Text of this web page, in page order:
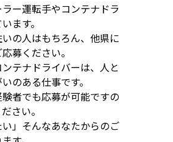
ー運転手やコンテナドラ
ます。
の人はもちろん、他県に
募ください。
テナドライバーは、人と
のある仕事です。
者でも応募が可能ですの
さい。
い」そんなあなたからのご